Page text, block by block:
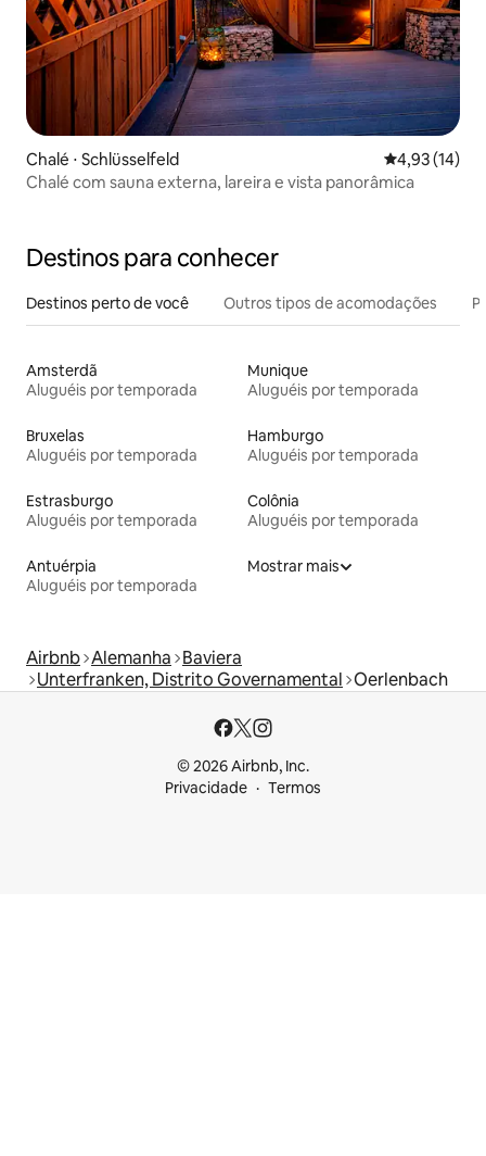
Chalé ⋅ Schlüsselfeld 4,93 de uma
4,93 (14)
Chalé com sauna externa, lareira e vista panorâmica
Destinos para conhecer
Destinos perto de você Outros tipos de acomodações
Amsterdã
Aluguéis por temporada
Munique
Aluguéis por temporada
Bruxelas
Aluguéis por temporada
Hamburgo
Aluguéis por temporada
Estrasburgo
Aluguéis por temporada
Colônia
Aluguéis por temporada
Antuérpia
Aluguéis por temporada
Mostrar mais
Airbnb Alemanha Baviera
Unterfranken, Distrito Governamental Oerlenbach
© 2026 Airbnb, Inc.
Privacidade
Termos